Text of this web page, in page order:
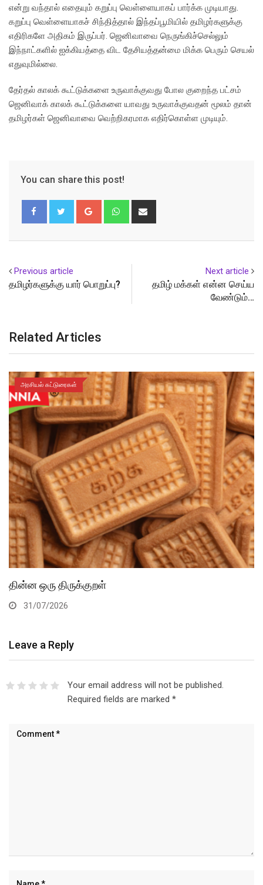
என்று வந்தால் எதையும் கறுப்பு வெள்ளையாகப் பார்க்க முடியாது.
கறுப்பு வெள்ளையாகச் சிந்தித்தால் இந்தப்பூமியில் தமிழர்களுக்கு
எதிரிகளே அதிகம் இருப்பர். ஜெனிவாவை நெருங்கிச்செல்லும்
இந்நாட்களில் ஐக்கியத்தை விட தேசியத்தன்மை மிக்க பெரும் செயல்
எதுவுமில்லை.
தேர்தல் காலக் கூட்டுக்களை உருவாக்குவது போல குறைந்த பட்சம்
ஜெனிவாக் காலக் கூட்டுக்களை யாவது உருவாக்குவதன் மூலம் தான்
தமிழர்கள் ஜெனிவாவை வெற்றிகரமாக எதிர்கொள்ள முடியும்.
You can share this post!
Google+ Whatsapp
Previous article
தமிழர்களுக்கு யார் பொறுப்பு?
Next article
தமிழ் மக்கள் என்ன செய்ய
வேண்டும்…
Related Articles
அரசியல் கட்டுரைகள்
தின்ன ஒரு திருக்குறள்
31/07/2026
Leave a Reply
Your email address will not be published.
Required fields are marked *